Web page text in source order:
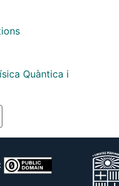
factors
missing strength in
Quàntica i